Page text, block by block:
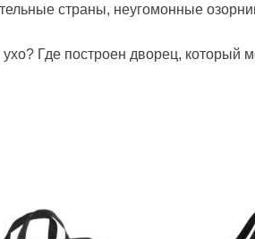
страны, неугомонные
Где построен дворец, который